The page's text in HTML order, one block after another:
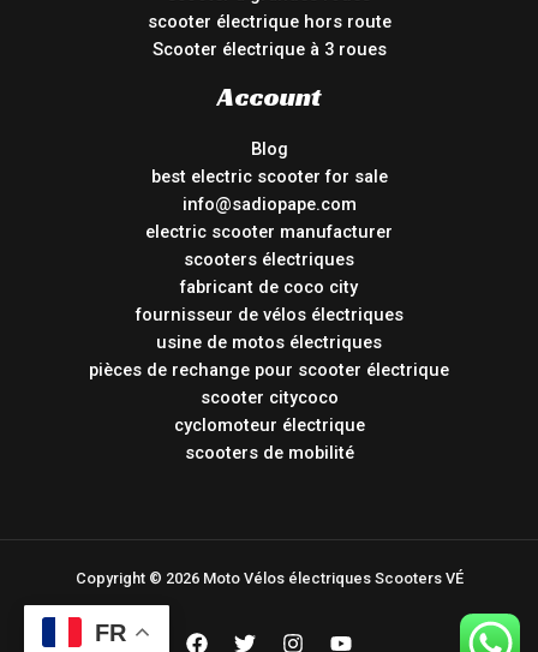
scooter électrique hors route
Scooter électrique à 3 roues
Account
Blog
best electric scooter for sale
info@sadiopape.com
electric scooter manufacturer
scooters électriques
fabricant de coco city
fournisseur de vélos électriques
usine de motos électriques
pièces de rechange pour scooter électrique
scooter citycoco
cyclomoteur électrique
scooters de mobilité
Copyright © 2026 Moto Vélos électriques Scooters VÉ
FR